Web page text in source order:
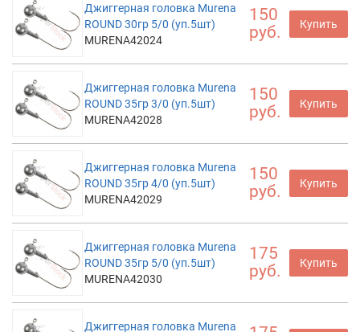
Джиггерная головка Murena
ROUND 30гр 5/0 (уп.5шт)
MURENA42024
150
руб.
Купить
Джиггерная головка Murena
ROUND 35гр 3/0 (уп.5шт)
MURENA42028
150
руб.
Купить
Джиггерная головка Murena
ROUND 35гр 4/0 (уп.5шт)
MURENA42029
150
руб.
Купить
Джиггерная головка Murena
ROUND 35гр 5/0 (уп.5шт)
MURENA42030
175
руб.
Купить
Джиггерная головка Murena